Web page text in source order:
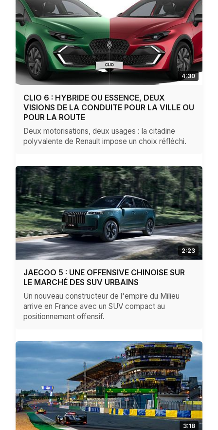
4:30
CLIO 6 : HYBRIDE OU ESSENCE, DEUX
VISIONS DE LA CONDUITE POUR LA VILLE OU
POUR LA ROUTE
Deux motorisations, deux usages : la citadine
polyvalente de Renault impose un choix réfléchi.
2:23
JAECOO 5 : UNE OFFENSIVE CHINOISE SUR
LE MARCHÉ DES SUV URBAINS
Un nouveau constructeur de l'empire du Milieu
arrive en France avec un SUV compact au
positionnement offensif.
3:18